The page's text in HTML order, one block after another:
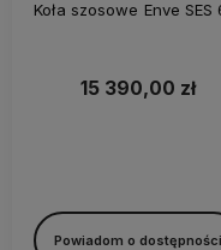
Koła szosowe Enve SES
15 390,00 zł
Powiadom o dostępności